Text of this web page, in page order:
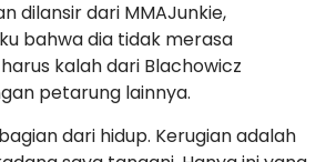
dilansir dari MMAJunkie,
bahwa dia tidak merasa
kalah dari Blachowicz
petarung lainnya.
dari hidup. Kerugian adalah